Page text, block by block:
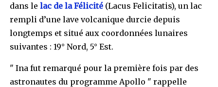
dans le lac de la Félicité (Lacus Felicitatis), un lac
rempli d’une lave volcanique durcie depuis
longtemps et situé aux coordonnées lunaires
suivantes : 19° Nord, 5° Est.
" Ina fut remarqué pour la première fois par des
astronautes du programme Apollo " rappelle